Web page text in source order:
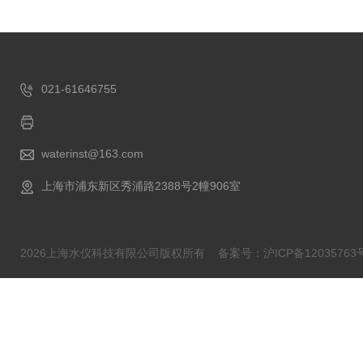
021-61646755
waterinst@163.com
上海市浦东新区秀浦路2388号2幢906室
2026上海水仪科技有限公司版权所有 备案号：沪ICP备12035763